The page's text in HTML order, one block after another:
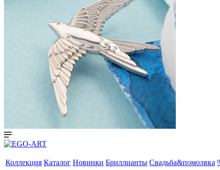
Коллекция Каталог Новинки Бриллианты Свадьба&помолвка